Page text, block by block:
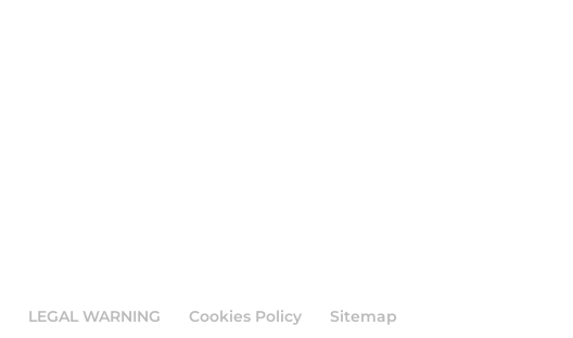
LEGAL WARNING Cookies Policy Sitemap